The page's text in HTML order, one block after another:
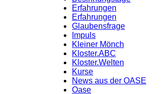
Erfahrungen
Erfahrungen
Glaubensfrage
Impuls
Kleiner Mönch
Kloster.ABC
Kloster.Welten
Kurse
News aus der OASE
Oase